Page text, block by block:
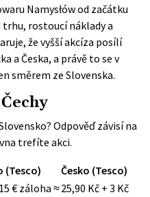
Namysłów od začátku
trhu, rostoucí náklady a
že vyšší akcíza posílí
a Česka, a právě to se v
směrem ze Slovenska.
Odpověď závisí na
trefíte akci.
(Tesco)
Česko (Tesco)
€ záloha ≈25,90 Kč + 3 Kč